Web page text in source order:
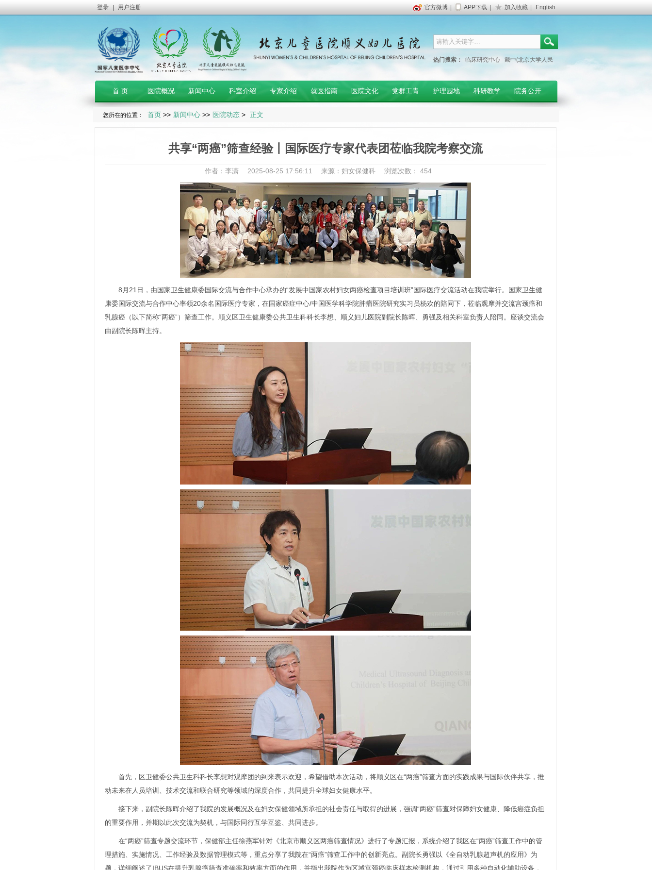
官方微博 APP下载 加入收藏 English
登录 用户注册
热门搜索： 临床研究中心
戴中(北京大学人民
医院专家)
首 页 医院概况 新闻中心 科室介绍 专家介绍 就医指南 医院文化 党群工青 护理园地 科研教学 院务公开
您所在的位置： 首页 >> 新闻中心 >> 医院动态 > 正文
共享“两癌”筛查经验丨国际医疗专家代表团莅临我院考察交流
作者：李潇 2025-08-25 17:56:11 来源：妇女保健科 浏览次数： 454
8月21日，由国家卫生健康委国际交流与合作中心承办的“发展中国家农村妇女两癌检查项目培训班”国际医疗交流活动在我院举行。国家卫生健
康委国际交流与合作中心率领20余名国际医疗专家，在国家癌症中心/中国医学科学院肿瘤医院研究实习员杨欢的陪同下，莅临观摩并交流宫颈癌和
乳腺癌（以下简称“两癌”）筛查工作。顺义区卫生健康委公共卫生科科长李想、顺义妇儿医院副院长陈晖、勇强及相关科室负责人陪同。座谈交流会
由副院长陈晖主持。
首先，区卫健委公共卫生科科长李想对观摩团的到来表示欢迎，希望借助本次活动，将顺义区在“两癌”筛查方面的实践成果与国际伙伴共享，推
动未来在人员培训、技术交流和联合研究等领域的深度合作，共同提升全球妇女健康水平。
接下来，副院长陈晖介绍了我院的发展概况及在妇女保健领域所承担的社会责任与取得的进展，强调“两癌”筛查对保障妇女健康、降低癌症负担
的重要作用，并期以此次交流为契机，与国际同行互学互鉴、共同进步。
在“两癌”筛查专题交流环节，保健部主任徐燕军针对《北京市顺义区两癌筛查情况》进行了专题汇报，系统介绍了我区在“两癌”筛查工作中的管
理措施、实施情况、工作经验及数据管理模式等，重点分享了我院在“两癌”筛查工作中的创新亮点。副院长勇强以《全自动乳腺超声机的应用》为
题，详细阐述了IBUS在提升乳腺癌筛查准确率和效率方面的作用，并指出我院作为区域宫颈癌临床样本检测机构，通过引用多种自动化辅助设备，